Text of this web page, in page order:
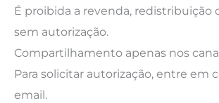
É proibida a revenda, redistribuição
sem autorização.
Compartilhamento apenas nos
Para solicitar autorização, entre em
email.